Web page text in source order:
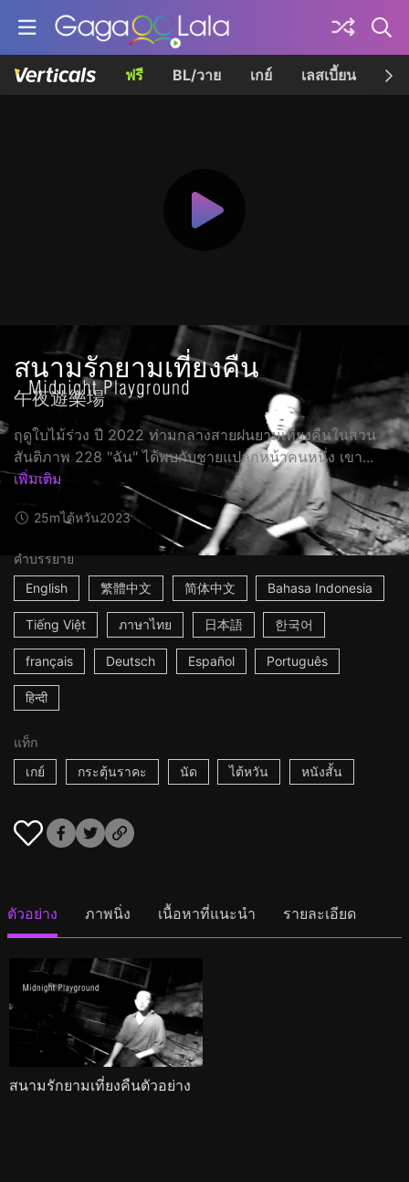
ฟรี BL/วาย เกย์ เลสเบี้ยน เค
สนามรักยามเที่ยงคืน
午夜遊樂場
ฤดูใบไม้ร่วง ปี 2022 ท่ามกลางสายฝนยามเที่ยงคืนในสวน
สันติภาพ 228 "ฉัน" ได้พบกับชายแปลกหน้าคนหนึ่ง เขา...
เพิ่มเติม
25mไต้หวัน2023
คำบรรยาย
English
繁體中文 简体中文 Bahasa Indonesia
Tiếng Việt ภาษาไทย 日本語 한국어
français Deutsch Español Português
हिन्दी
แท็ก
เกย์
กระตุ้นราคะ นัด ไต้หวัน หนังสั้น
ตัวอย่าง ภาพนิ่ง เนื้อหาที่แนะนำ รายละเอียด
สนามรักยามเที่ยงคืนตัวอย่าง